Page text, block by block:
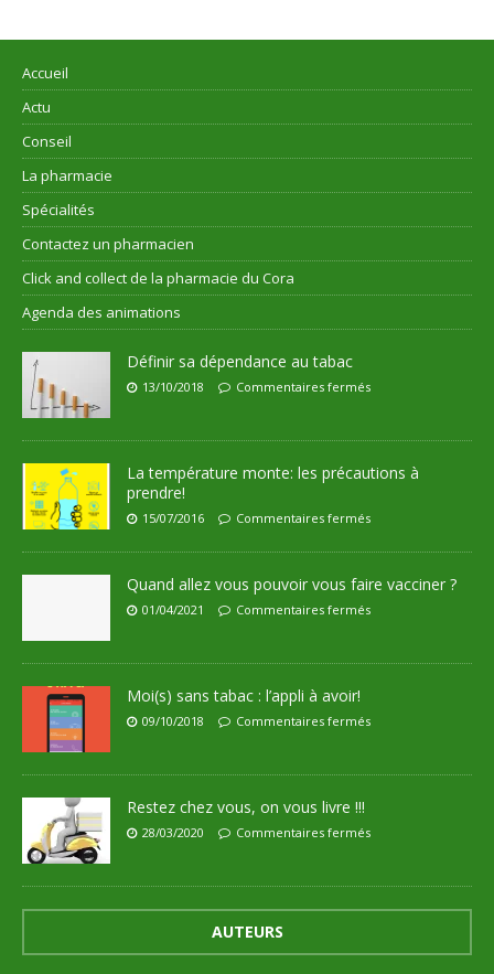
Accueil
Actu
Conseil
La pharmacie
Spécialités
Contactez un pharmacien
Click and collect de la pharmacie du Cora
Agenda des animations
Définir sa dépendance au tabac
13/10/2018 Commentaires fermés
La température monte: les précautions à
prendre!
15/07/2016 Commentaires fermés
Quand allez vous pouvoir vous faire vacciner ?
01/04/2021 Commentaires fermés
Moi(s) sans tabac : l’appli à avoir!
09/10/2018 Commentaires fermés
Restez chez vous, on vous livre !!!
28/03/2020 Commentaires fermés
AUTEURS